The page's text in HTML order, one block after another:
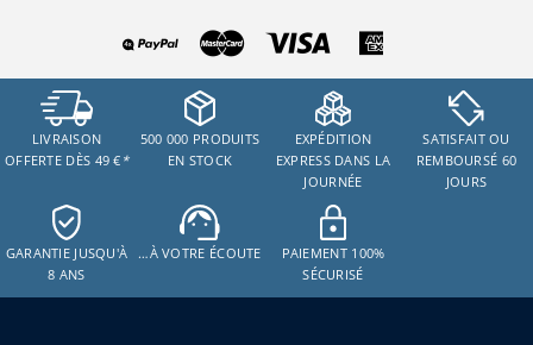
LIVRAISON
OFFERTE DÈS 49 € *
500 000 PRODUITS
EN STOCK
EXPÉDITION
EXPRESS DANS LA
JOURNÉE
SATISFAIT OU
REMBOURSÉ 60
JOURS
GARANTIE JUSQU'À
8 ANS
…À VOTRE ÉCOUTE
PAIEMENT 100%
SÉCURISÉ